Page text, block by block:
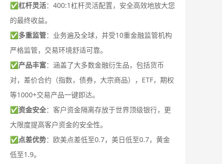
✅杠杆灵活：400:1杠杆灵活配置，安全高效地放大您
的最终收益。
✅多重监管：业务遍及全球，并受10重金融监管机构
严格监管，交易环境舒适可靠。
✅产品丰富：涵盖了大多数金融衍生品，包括货币
对，差价合约（指数，债券，大宗商品），ETF，期权
等1000+交易产品一键即达。
✅资金安全：客户资金隔离存放于世界顶级银行，更
大限度提高客户资金的安全性。
✅点差优势：欧美点差低至0.7，美日低至0.7，黄金
低至1.9。